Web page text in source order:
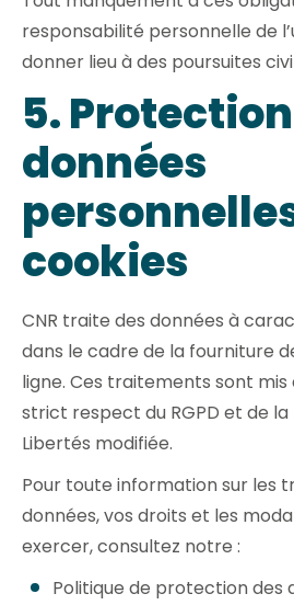
responsabilité personnelle de
donner lieu à des poursuites
5.
données
cookies
CNR traite des données à
dans le cadre de la fourniture
ligne. Ces traitements sont
strict respect du RGPD et de
Libertés modifiée.
Pour toute information sur les
données, vos droits et les
exercer, consultez notre :
Politique de protection des